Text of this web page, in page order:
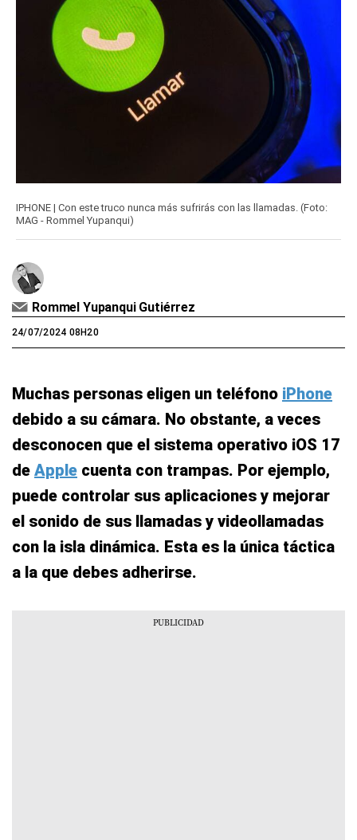
IPHONE | Con este truco nunca más sufrirás con las llamadas. (Foto:
MAG - Rommel Yupanqui)
Rommel Yupanqui Gutiérrez
24/07/2024 08H20
Muchas personas eligen un teléfono iPhone
debido a su cámara. No obstante, a veces
desconocen que el sistema operativo iOS 17
de Apple cuenta con trampas. Por ejemplo,
puede controlar sus aplicaciones y mejorar
el sonido de sus llamadas y videollamadas
con la isla dinámica. Esta es la única táctica
a la que debes adherirse.